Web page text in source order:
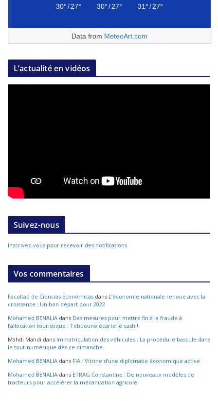
30°/27° 30°/27° 31°/27°
Data from MeteoArt.com
L’actualité en vidéos
Suivez-nous
Inscrivez-vous pour recevoir des notifications
Vos commentaires
Facultad de Ciencias Económicas dans L’économie nationale renoue avec la
croissance : Un bon départ pour 2022
Mohamed BENALIA dans Des mesures pour mettre fin à la fraude à
l’allocation touristique : Tebboune écarte le cash !
Mahdi Mahdi dans Immatriculation des véhicules : La procédure bascule dans
le tout-numérique dès ce dimanche
Mohamed BENALIA dans FIA : Vitrine d’une diplomatie économique active
Mohamed BENALIA dans ETRAG Constantine : De nouveaux modèles de
tracteurs pour accélérer la mécanisation agricole